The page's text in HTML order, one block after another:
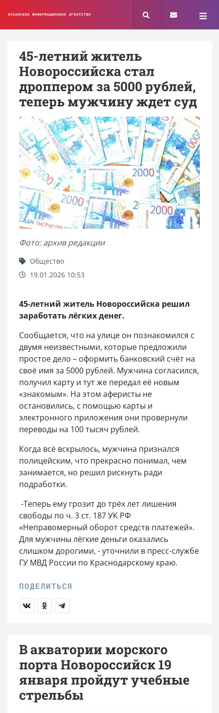
КУБАНСКОЕ ИНФОРМАЦИОННОЕ АГЕНТСТВО
45-летний житель
Новороссийска стал
дроппером за 5000 рублей,
теперь мужчину ждет суд
Фото: архив редакции
Общество
19.01.2026 10:53
45-летний житель Новороссийска решил
заработать лёгких денег.
Сообщается, что на улице он познакомился с
двумя неизвестными, которые предложили
простое дело – оформить банковский счёт на
своё имя за 5000 рублей. Мужчина согласился,
получил карту и тут же передал её новым
«знакомым». На этом аферисты не
остановились, с помощью карты и
электронного приложения они провернули
переводы на 100 тысяч рублей.
Когда всё вскрылось, мужчина признался
полицейским, что прекрасно понимал, чем
занимается, но решил рискнуть ради
подработки.
-Теперь ему грозит до трёх лет лишения
свободы по ч. 3 ст. 187 УК РФ
«Неправомерный оборот средств платежей».
Для мужчины лёгкие деньги оказались
слишком дорогими, - уточнили в пресс-службе
ГУ МВД России по Краснодарскому краю.
В акватории морского
порта Новороссийск 19
января пройдут учебные
стрельбы